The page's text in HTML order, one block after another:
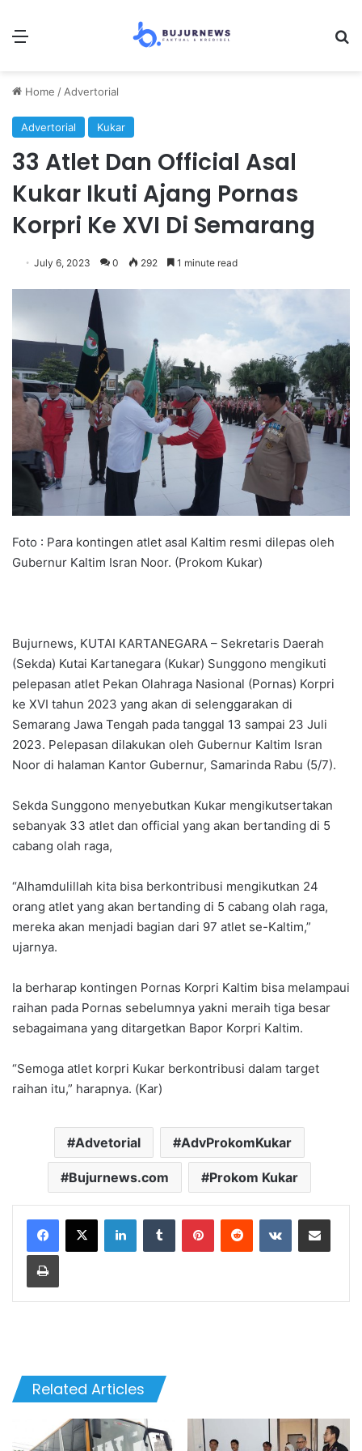
Home / Advertorial
Advertorial Kukar
33 Atlet Dan Official Asal
Kukar Ikuti Ajang Pornas
Korpri Ke XVI Di Semarang
July 6, 2023 0 292 1 minute read
Foto : Para kontingen atlet asal Kaltim resmi dilepas oleh
Gubernur Kaltim Isran Noor. (Prokom Kukar)
Bujurnews, KUTAI KARTANEGARA – Sekretaris Daerah
(Sekda) Kutai Kartanegara (Kukar) Sunggono mengikuti
pelepasan atlet Pekan Olahraga Nasional (Pornas) Korpri
ke XVI tahun 2023 yang akan di selenggarakan di
Semarang Jawa Tengah pada tanggal 13 sampai 23 Juli
2023. Pelepasan dilakukan oleh Gubernur Kaltim Isran
Noor di halaman Kantor Gubernur, Samarinda Rabu (5/7).
Sekda Sunggono menyebutkan Kukar mengikutsertakan
sebanyak 33 atlet dan official yang akan bertanding di 5
cabang olah raga,
“Alhamdulillah kita bisa berkontribusi mengikutkan 24
orang atlet yang akan bertanding di 5 cabang olah raga,
mereka akan menjadi bagian dari 97 atlet se-Kaltim,”
ujarnya.
Ia berharap kontingen Pornas Korpri Kaltim bisa melampaui
raihan pada Pornas sebelumnya yakni meraih tiga besar
sebagaimana yang ditargetkan Bapor Korpri Kaltim.
“Semoga atlet korpri Kukar berkontribusi dalam target
raihan itu,” harapnya. (Kar)
Advetorial AdvProkomKukar
Bujurnews.com Prokom Kukar
Related Articles